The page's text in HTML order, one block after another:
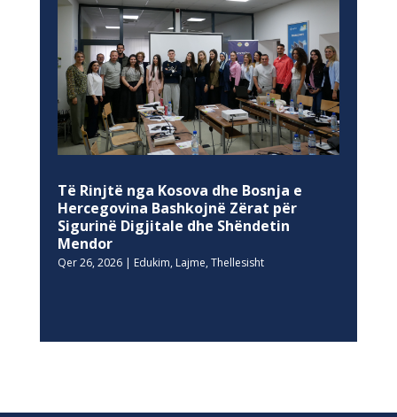
Të Rinjtë nga Kosova dhe Bosnja e
Hercegovina Bashkojnë Zërat për
Sigurinë Digjitale dhe Shëndetin
Mendor
Qer 26, 2026| Edukim, Lajme, Thellesisht